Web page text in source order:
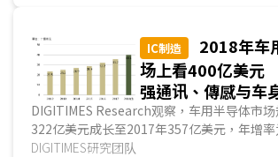
际大厂的实力。美国厂商SiC领头羊Cree对宽
相当有信心，于2019年宣示未来5年将在制
历年来最大投资金额10亿美元，预估2024年
SiC与GaN产能。
主流仍将是传统矽基材料元件。
IC制造
2018年车
场上看400亿美元
强通讯、傳感与车
DIGITIMES Research观察，车用半导体市
322亿美元成长至2017年357亿美元，年增
2018年可望突破400亿美元。前四大厂商包
DIGITIMES研究团队